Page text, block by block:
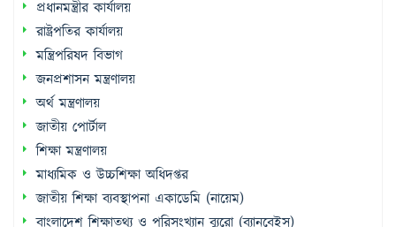
জনপ্রশাসন মন্ত্রণালয়
অর্থ মন্ত্রণালয়
জাতীয় পোর্টাল
শিক্ষা মন্ত্রণালয়
মাধ্যমিক ও উচ্চশিক্ষা অধিদপ্তর
জাতীয় শিক্ষা ব্যবস্থাপনা একাডেমি (নায়েম)
বাংলাদেশ শিক্ষাতথ্য ও পরিসংখ্যান ব্যুরো (ব্যানবেইস)
ই-নথি